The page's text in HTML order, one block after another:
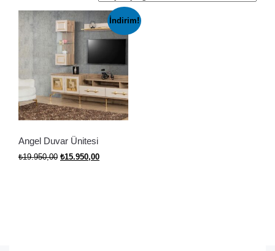
İndirim!
Angel Duvar Ünitesi
₺19.950,00 Orijinal
₺15.950,00Şu